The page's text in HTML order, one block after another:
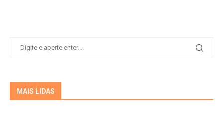
MAIS LIDAS